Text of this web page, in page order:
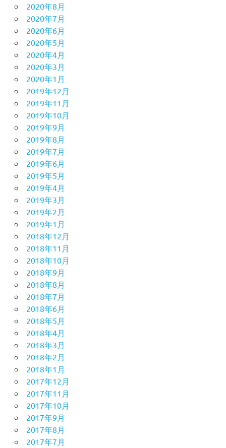
2020年8月
2020年7月
2020年6月
2020年5月
2020年4月
2020年3月
2020年1月
2019年12月
2019年11月
2019年10月
2019年9月
2019年8月
2019年7月
2019年6月
2019年5月
2019年4月
2019年3月
2019年2月
2019年1月
2018年12月
2018年11月
2018年10月
2018年9月
2018年8月
2018年7月
2018年6月
2018年5月
2018年4月
2018年3月
2018年2月
2018年1月
2017年12月
2017年11月
2017年10月
2017年9月
2017年8月
2017年7月